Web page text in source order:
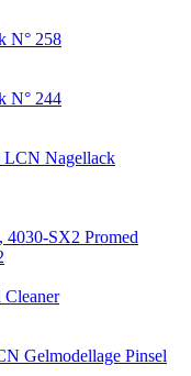
N° 258
N° 244
LCN Nagellack
Promed
Cleaner
Gelmodellage Pinsel